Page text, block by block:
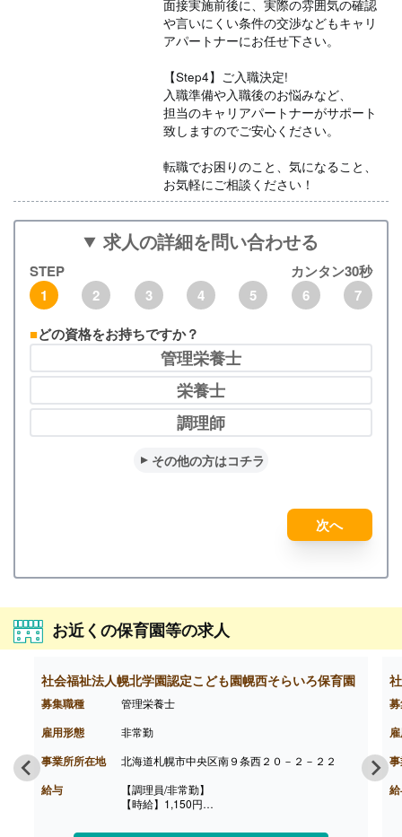
面接実施前後に、実際の雰囲気の確認
や言いにくい条件の交渉などもキャリ
アパートナーにお任せ下さい。
【Step4】ご入職決定!
入職準備や入職後のお悩みなど、
担当のキャリアパートナーがサポート
致しますのでご安心ください。
転職でお困りのこと、気になること、
お気軽にご相談ください！
求人の詳細を問い合わせる
STEP
カンタン30秒
1
2 3 4 5 6
7
どの資格をお持ちですか？
管理栄養士
栄養士
調理師
その他の方はコチラ
次へ
お近くの保育園等の求人
社会福祉法人幌北学園認定こども園幌西そらいろ保育園
募集職種 管理栄養士
雇用形態 非常勤
事業所所在地 北海道札幌市中央区南９条西２０－２－２２
給与
【調理員/非常勤】
【時給】1,150円
【通勤手当】あり（上限23,000円/月）